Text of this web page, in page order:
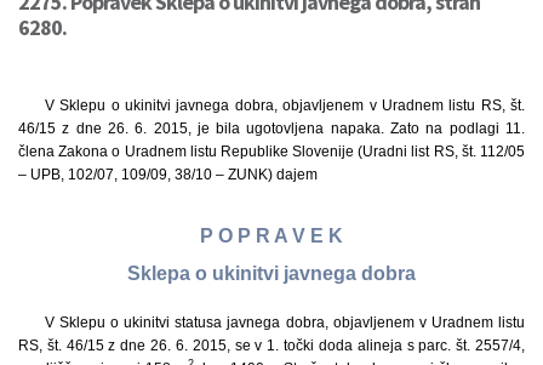
6280.
V Sklepu o ukinitvi javnega dobra, objavljenem v Uradnem listu RS, št.
46/15 z dne 26. 6. 2015, je bila ugotovljena napaka. Zato na podlagi 11.
člena Zakona o Uradnem listu Republike Slovenije (Uradni list RS, št. 112/05
– UPB, 102/07, 109/09, 38/10 – ZUNK) dajem
P O P R A V E K
Sklepa o ukinitvi javnega dobra
V Sklepu o ukinitvi statusa javnega dobra, objavljenem v Uradnem listu
RS, št. 46/15 z dne 26. 6. 2015, se v 1. točki doda alineja s parc. št. 2557/4,